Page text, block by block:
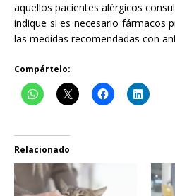
aquellos pacientes alérgicos
indique si es necesario fármacos
las medidas recomendadas con
Compártelo:
Relacionado